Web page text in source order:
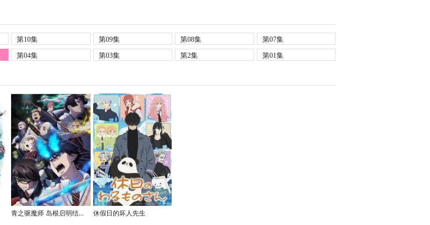
第10集 第09集 第08集
第07集
第04集 第03集 第2集 第01集
青之驱魔师 岛根启明结社篇 休假日的坏人先生